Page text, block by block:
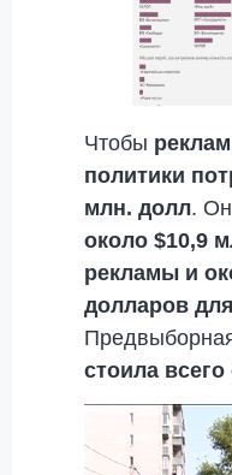
Чтобы
политики
млн. долл.
около $10,9
рекламы и
долларов
стоила